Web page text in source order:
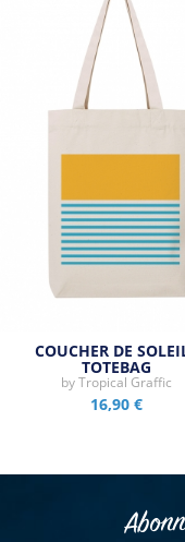
COUCHER DE
TOTEBAG
byTropical Graffic
16,90 €